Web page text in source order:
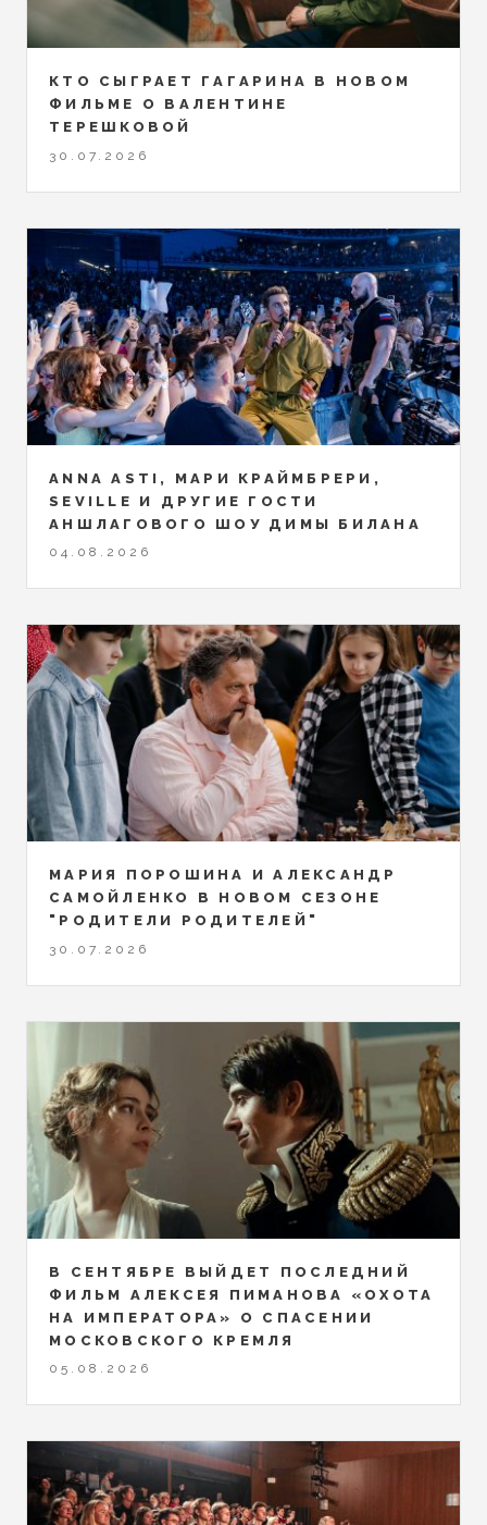
КТО СЫГРАЕТ ГАГАРИНА В НОВОМ
ФИЛЬМЕ О ВАЛЕНТИНЕ
ТЕРЕШКОВОЙ
30.07.2026
ANNA ASTI, МАРИ КРАЙМБРЕРИ,
SEVILLE И ДРУГИЕ ГОСТИ
АНШЛАГОВОГО ШОУ ДИМЫ БИЛАНА
04.08.2026
МАРИЯ ПОРОШИНА И АЛЕКСАНДР
САМОЙЛЕНКО В НОВОМ СЕЗОНЕ
"РОДИТЕЛИ РОДИТЕЛЕЙ"
30.07.2026
В СЕНТЯБРЕ ВЫЙДЕТ ПОСЛЕДНИЙ
ФИЛЬМ АЛЕКСЕЯ ПИМАНОВА «ОХОТА
НА ИМПЕРАТОРА» О СПАСЕНИИ
МОСКОВСКОГО КРЕМЛЯ
05.08.2026